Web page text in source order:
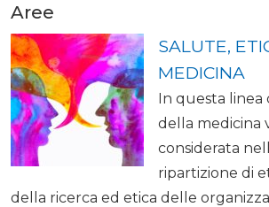
Aree
SALUTE,
MEDICINA
In questa linea
della medicina
considerata
ripartizione di
della ricerca ed etica delle